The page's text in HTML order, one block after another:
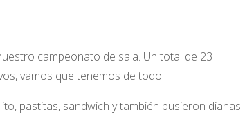
campeonato de sala. Un total de 23
vamos que tenemos de todo.
pastitas, sandwich y también pusieron dianas!!